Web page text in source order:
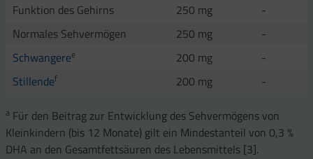
Funktion des Gehirns 250 mg
-
Normales Sehvermögen
250 mg
-
Schwangeree 200 mg
-
Stillendef 200 mg -
a Für den Beitrag zur Entwicklung des Sehvermögens von
Kleinkindern (bis 12 Monate) gilt ein Mindestanteil von 0,3 %
DHA an den Gesamtfettsäuren des Lebensmittels [3].